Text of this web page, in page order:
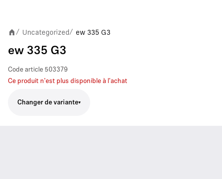
/ Uncategorized / ew 335 G3
ew 335 G3
Code article 503379
Ce produit n'est plus disponible à l'achat
Changer de variante